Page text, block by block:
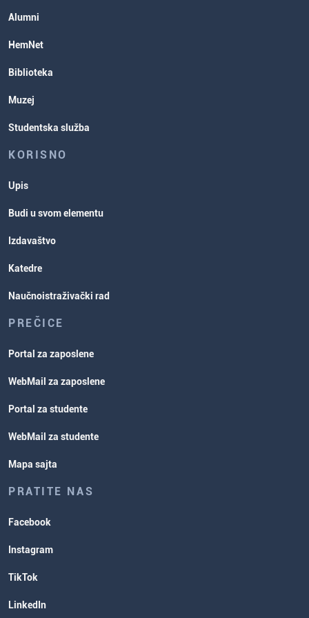
Alumni
HemNet
Biblioteka
Muzej
Studentska služba
KORISNO
Upis
Budi u svom elementu
Izdavaštvo
Katedre
Naučnoistraživački rad
PREČICE
Portal za zaposlene
WebMail za zaposlene
Portal za studente
WebMail za studente
Mapa sajta
PRATITE NAS
Facebook
Instagram
TikTok
LinkedIn